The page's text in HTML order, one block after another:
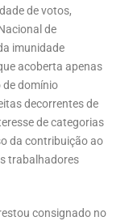
de votos,
de
imunidade
acoberta apenas
de domínio
decorrentes de
de categorias
da contribuição ao
trabalhadores
consignado no